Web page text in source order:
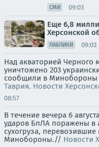
СМИ 09:03
Еще 6,8
Херсонской
ПАБЛИКИ 09:03
Над акваторией Черного
уничтожено 203
сообщили в Минобороны
Таврия. Новости
08:57
В течение вечера 6
ударов БпЛА поражены в
сухогруза,
Минобороны.// Новости